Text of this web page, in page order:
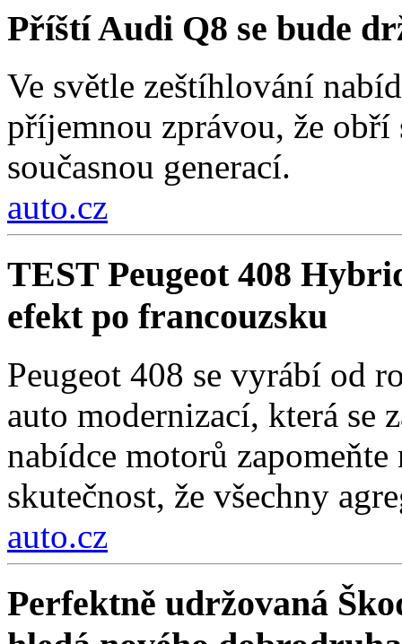
Příští Audi Q8 se bude
Ve světle zeštíhlování
příjemnou zprávou, že
současnou generací.
auto.cz
TEST Peugeot 408
efekt po francouzsku
Peugeot 408 se vyrábí od
auto modernizací, která se
nabídce motorů
skutečnost, že všechny
auto.cz
Perfektně udržovaná